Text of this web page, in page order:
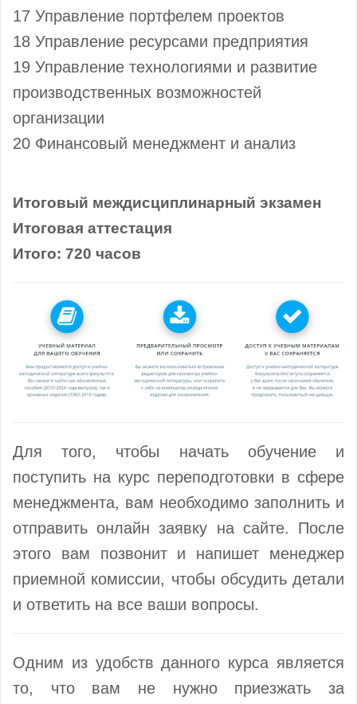
17 Управление портфелем проектов
18 Управление ресурсами предприятия
19 Управление технологиями и развитие
производственных возможностей
организации
20 Финансовый менеджмент и анализ
Итоговый междисциплинарный экзамен
Итоговая аттестация
Итого: 720 часов
Для того, чтобы начать обучение и
поступить на курс переподготовки в сфере
менеджмента, вам необходимо заполнить и
отправить онлайн заявку на сайте. После
этого вам позвонит и напишет менеджер
приемной комиссии, чтобы обсудить детали
и ответить на все ваши вопросы.
Одним из удобств данного курса является
то, что вам не нужно приезжать за